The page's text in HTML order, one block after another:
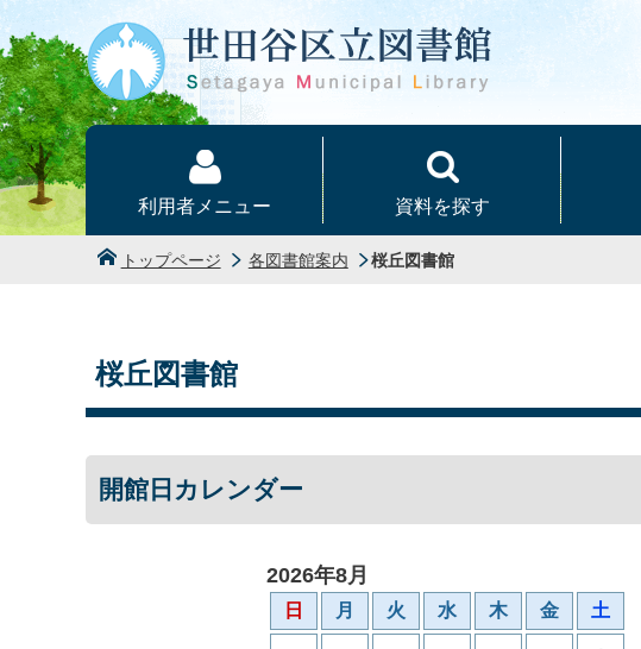
本文へ
利用者メニュー 資料を探す
トップページ 各図書館案内 桜丘図書館
桜丘図書館
開館日カレンダー
2026年8月
日 月 火 水 木 金 土